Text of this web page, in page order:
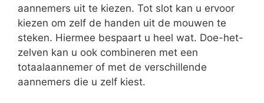
aannemers uit te kiezen. Tot slot kan u ervoor
kiezen om zelf de handen uit de mouwen te
steken. Hiermee bespaart u heel wat. Doe-het-
zelven kan u ook combineren met een
totaalaannemer of met de verschillende
aannemers die u zelf kiest.